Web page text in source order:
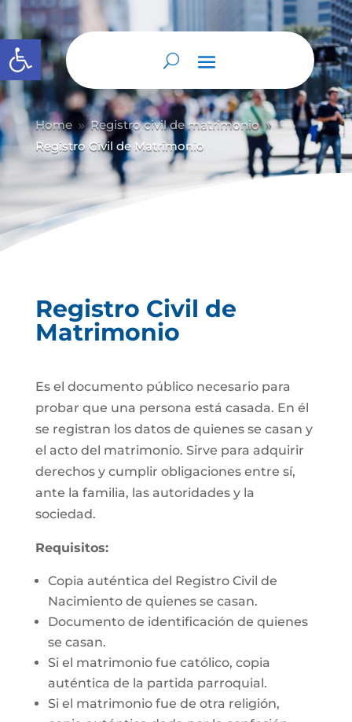
Abrir barra de herramientas
Home 9 Registro civil de matrimonio 9
Registro Civil de Matrimonio
Registro Civil de
Matrimonio
Es el documento público necesario para
probar que una persona está casada. En él
se registran los datos de quienes se casan y
el acto del matrimonio. Sirve para adquirir
derechos y cumplir obligaciones entre sí,
ante la familia, las autoridades y la
sociedad.
Requisitos:
Copia auténtica del Registro Civil de
Nacimiento de quienes se casan.
Documento de identificación de quienes
se casan.
Si el matrimonio fue católico, copia
auténtica de la partida parroquial.
Si el matrimonio fue de otra religión,